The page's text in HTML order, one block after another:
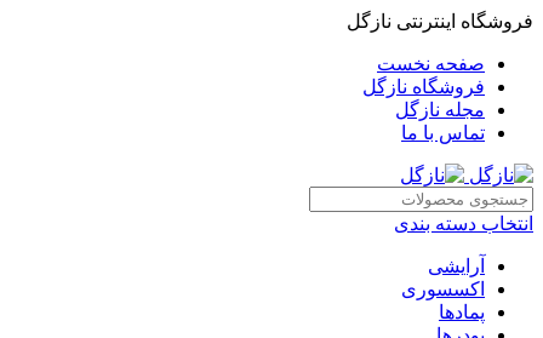
فروشگاه اینترنتی نازگل
صفحه نخست
فروشگاه نازگل
مجله نازگل
تماس با ما
انتخاب دسته بندی
آرایشی
اکسسوری
پمادها